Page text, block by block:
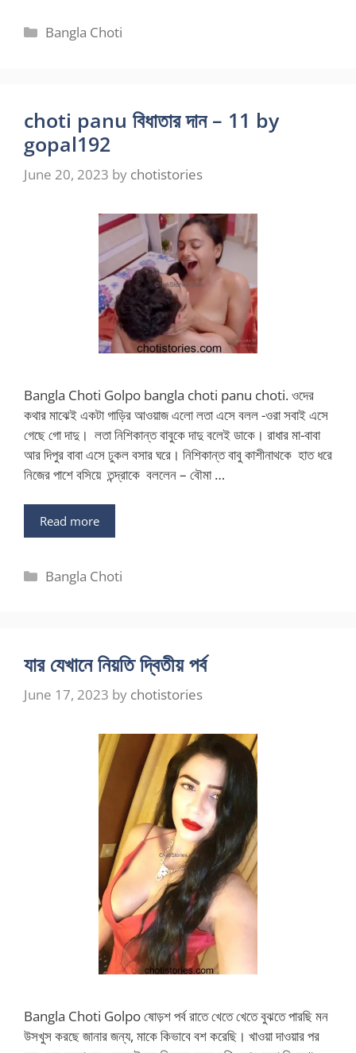
Categories
Bangla Choti
choti panu বিধাতার দান – 11 by
gopal192
June 20, 2023 by chotistories
Bangla Choti Golpo bangla choti panu choti. ওদের
কথার মাঝেই একটা গাড়ির আওয়াজ এলো লতা এসে বলল -ওরা সবাই এসে
গেছে গো দাদু। লতা নিশিকান্ত বাবুকে দাদু বলেই ডাকে। রাধার মা-বাবা
আর দিপুর বাবা এসে ঢুকল বসার ঘরে। নিশিকান্ত বাবু কাশীনাথকে হাত ধরে
নিজের পাশে বসিয়ে তন্দ্রাকে বললেন – বৌমা …
Read more
Categories
Bangla Choti
যার যেখানে নিয়তি দ্বিতীয় পর্ব
June 17, 2023 by chotistories
Bangla Choti Golpo ষোড়শ পর্ব রাতে খেতে খেতে বুঝতে পারছি মন
উসখুস করছে জানার জন্য, মাকে কিভাবে বশ করেছি। খাওয়া দাওয়ার পর